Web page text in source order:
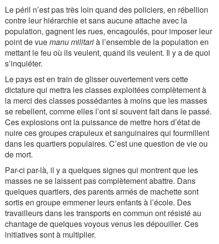
Le péril n’est pas très loin quand des policiers, en rébellion
contre leur hiérarchie et sans aucune attache avec la
population, gagnent les rues, encagoulés, pour imposer leur
point de vuemanu militarià l’ensemble de la population en
mettant le feu où ils veulent, quand ils veulent. Il y a de quoi
s’inquiéter.
Le pays est en train de glisser ouvertement vers cette
dictature qui mettra les classes exploitées complètement à
la merci des classes possédantes à moins que les masses
se rebellent, comme elles l’ont si souvent fait dans le passé.
Ces explosions ont la puissance de mettre hors d’état de
nuire ces groupes crapuleux et sanguinaires qui fourmillent
dans les quartiers populaires. C’est une question de vie ou
de mort.
Par-ci par-là, il y a quelques signes qui montrent que les
masses ne se laissent pas complètement abattre. Dans
quelques quartiers, des parents armés de machette sont
sortis en groupe emmener leurs enfants à l’école. Des
travailleurs dans les transports en commun ont résisté au
chantage de quelques voyous venus les dépouiller. Ces
initiatives sont à multiplier.